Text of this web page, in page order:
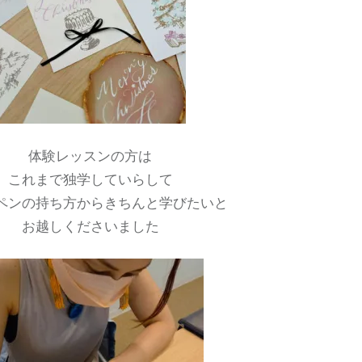
体験レッスンの方は
これまで独学していらして
ンの持ち方からきちんと学びたいと
お越しくださいました